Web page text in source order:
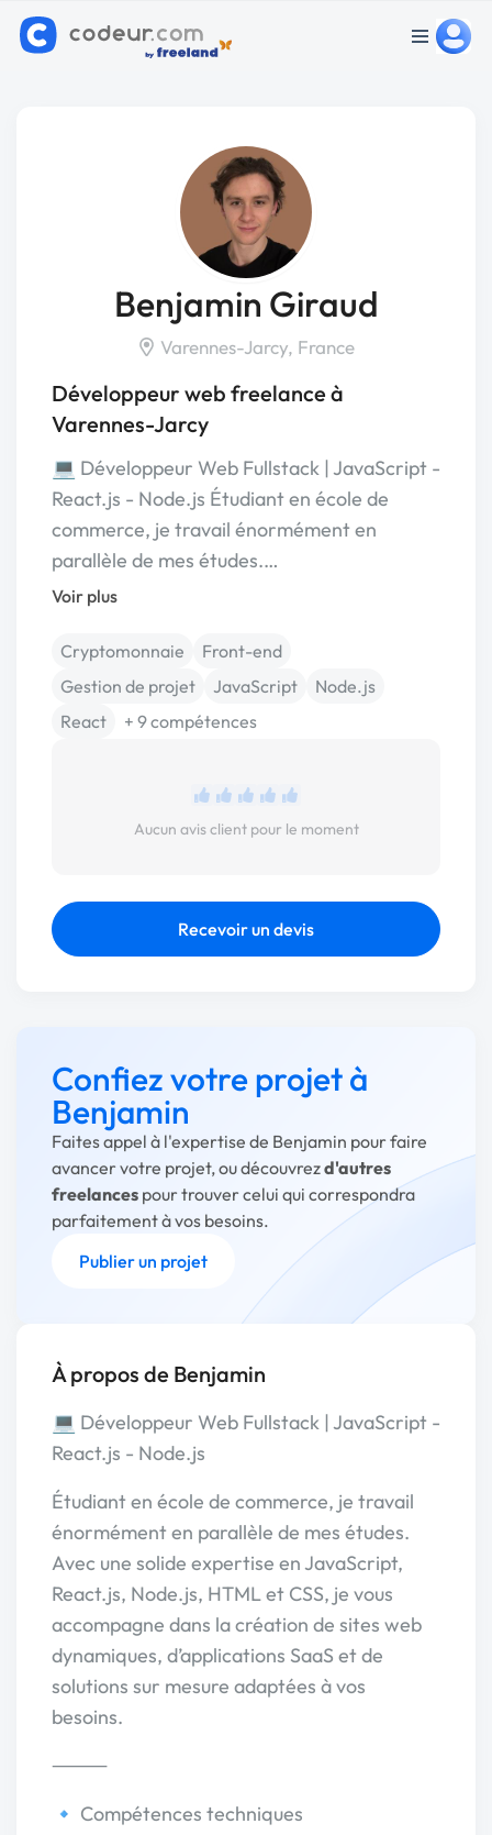
Benjamin Giraud
Varennes-Jarcy, France
Développeur web freelance à
Varennes-Jarcy
💻 Développeur Web Fullstack | JavaScript -
React.js - Node.js Étudiant en école de
commerce, je travail énormément en
parallèle de mes études.…
Voir plus
Cryptomonnaie
Front-end
Gestion de projet
JavaScript
Node.js
React
+ 9 compétences
Aucun avis client pour le moment
Recevoir un devis
Confiez votre projet à
Benjamin
Faites appel à l'expertise de Benjamin pour faire
avancer votre projet, ou découvrezd'autres
freelances pour trouver celui qui correspondra
parfaitement à vos besoins.
Publier un projet
À propos de Benjamin
💻 Développeur Web Fullstack | JavaScript -
React.js - Node.js
Étudiant en école de commerce, je travail
énormément en parallèle de mes études.
Avec une solide expertise en JavaScript,
React.js, Node.js, HTML et CSS, je vous
accompagne dans la création de sites web
dynamiques, d’applications SaaS et de
solutions sur mesure adaptées à vos
besoins.
⸻
🔹 Compétences techniques